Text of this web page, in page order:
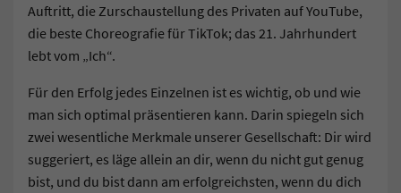
Auftritt, die Zurschaustellung des Privaten auf YouTube,
die beste Choreografie für TikTok; das 21. Jahrhundert
lebt vom „Ich“.
Für den Erfolg jedes Einzelnen ist es wichtig, ob und wie
man sich optimal präsentieren kann. Darin spiegeln sich
zwei wesentliche Merkmale unserer Gesellschaft: Dir wird
suggeriert, es läge allein an dir, wenn du nicht gut genug
bist, und du bist dann am erfolgreichsten, wenn du dich